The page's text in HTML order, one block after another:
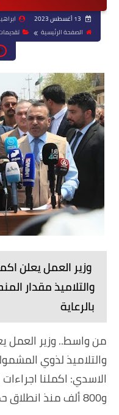
الصفحة الرئيسية
وزير العمل يعلن
والتلاميذ مقدار
بالرعاية
من واسط.. وزير العمل
والتلاميذ لذوي
الاسدي: اكملنا
و800 ألف منذ انطلاق حملة البحث الكبرى